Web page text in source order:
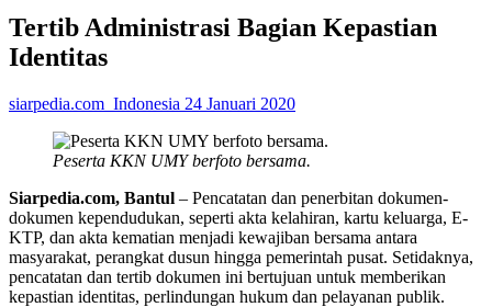
Tertib Administrasi Bagian Kepastian
Identitas
siarpedia.com_Indonesia 24 Januari 2020
Peserta KKN UMY berfoto bersama.
Siarpedia.com, Bantul – Pencatatan dan penerbitan dokumen-
dokumen kependudukan, seperti akta kelahiran, kartu keluarga, E-
KTP, dan akta kematian menjadi kewajiban bersama antara
masyarakat, perangkat dusun hingga pemerintah pusat. Setidaknya,
pencatatan dan tertib dokumen ini bertujuan untuk memberikan
kepastian identitas, perlindungan hukum dan pelayanan publik.